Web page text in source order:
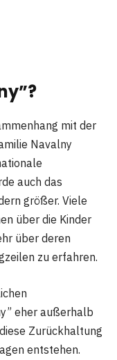
mit der
Navalny
auch das
größer. Viele
über die Kinder
über deren
zu erfahren.
eher außerhalb
Zurückhaltung
entstehen.